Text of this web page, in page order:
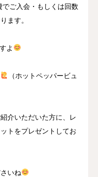
ご入会・もしくは回数
ます。
よ
（ホットペッパービュ
介いただいた方に、レ
トをプレゼントしてお
いね